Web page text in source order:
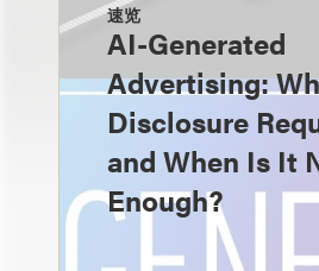
速览
AI-Generated
Advertising:
Disclosure
and When Is It
Enough?